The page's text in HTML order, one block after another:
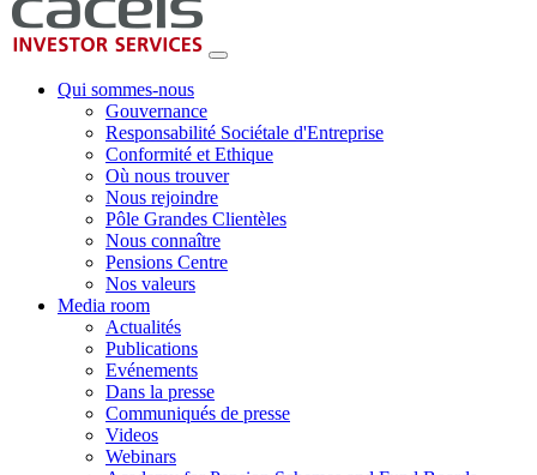
Qui sommes-nous
Gouvernance
Responsabilité Sociétale d'Entreprise
Conformité et Ethique
Où nous trouver
Nous rejoindre
Pôle Grandes Clientèles
Nous connaître
Pensions Centre
Nos valeurs
Media room
Actualités
Publications
Evénements
Dans la presse
Communiqués de presse
Videos
Webinars